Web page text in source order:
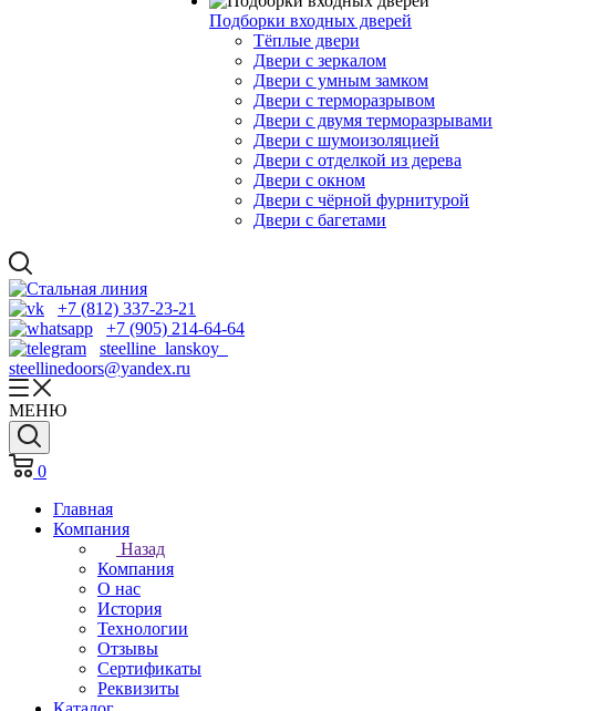
Подборки входных дверей
Тёплые двери
Двери с зеркалом
Двери с умным замком
Двери с терморазрывом
Двери с двумя терморазрывами
Двери с шумоизоляцией
Двери с отделкой из дерева
Двери с окном
Двери с чёрной фурнитурой
Двери с багетами
+7 (812) 337-23-21
+7 (905) 214-64-64
steelline_lanskoy
steellinedoors@yandex.ru
МЕНЮ
0
Главная
Компания
Назад
Компания
О нас
История
Технологии
Отзывы
Cертификаты
Реквизиты